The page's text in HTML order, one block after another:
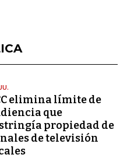
elimina límite de
que
propiedad de
de televisión